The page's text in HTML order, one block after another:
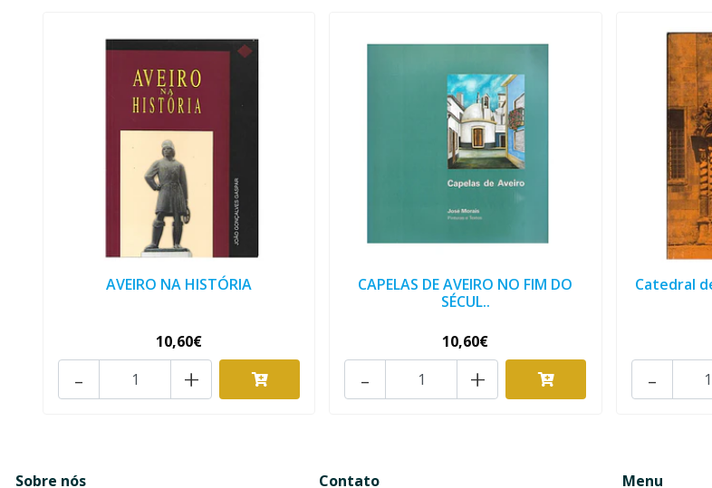
AVEIRO NA HISTÓRIA
10,60€
+
-
CAPELAS DE AVEIRO NO FIM DO
SÉCUL..
10,60€
+
-
Catedral
-
Sobre nós Contato Menu